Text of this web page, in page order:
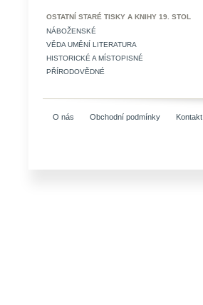
OSTATNÍ STARÉ TISKY A KNIHY 19. STOL
NÁBOŽENSKÉ
VĚDA UMĚNÍ LITERATURA
HISTORICKÉ A MÍSTOPISNÉ
PŘÍRODOVĚDNÉ
O nás Obchodní podmínky Kontakt